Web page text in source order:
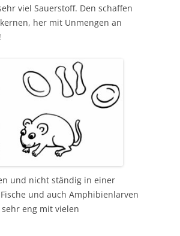
viel Sauerstoff. Den schaffen
her mit Unmengen an
und nicht ständig in einer
und auch Amphibienlarven
eng mit vielen